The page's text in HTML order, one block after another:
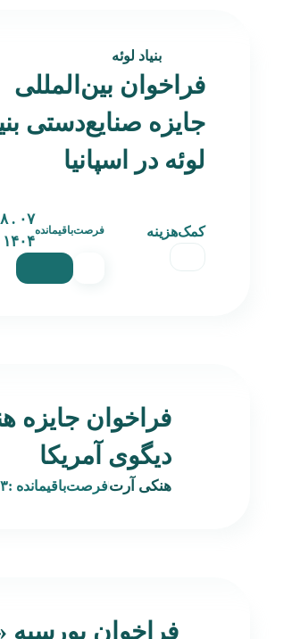
بنیاد لوئه
فراخوان بین‌المللی
جایزه صنایع‌دستی
لوئه در اسپانیا
کمک‌هزینه فرصت‌باقیمانده
۱۴۰۴
فراخوان جایزه
دیگوی آمریکا
هنکی آرتفرصت‌باقیمانده :۲۳ .
فراخوان بورسیه‌